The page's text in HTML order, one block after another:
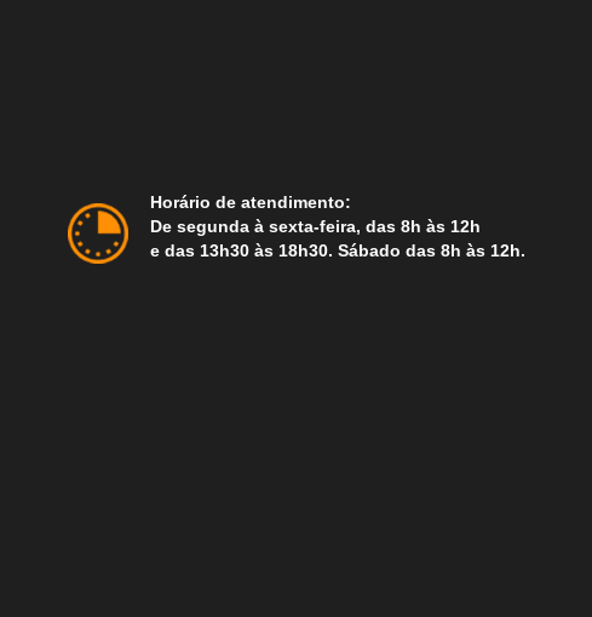
Horário de atendimento:
De segunda à sexta-feira, das 8h às 12h
e das 13h30 às 18h30. Sábado das 8h às 12h.